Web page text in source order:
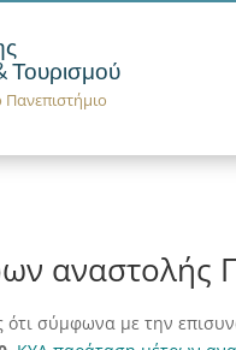
Τουρισμού
αναστολής
ότι σύμφωνα με την